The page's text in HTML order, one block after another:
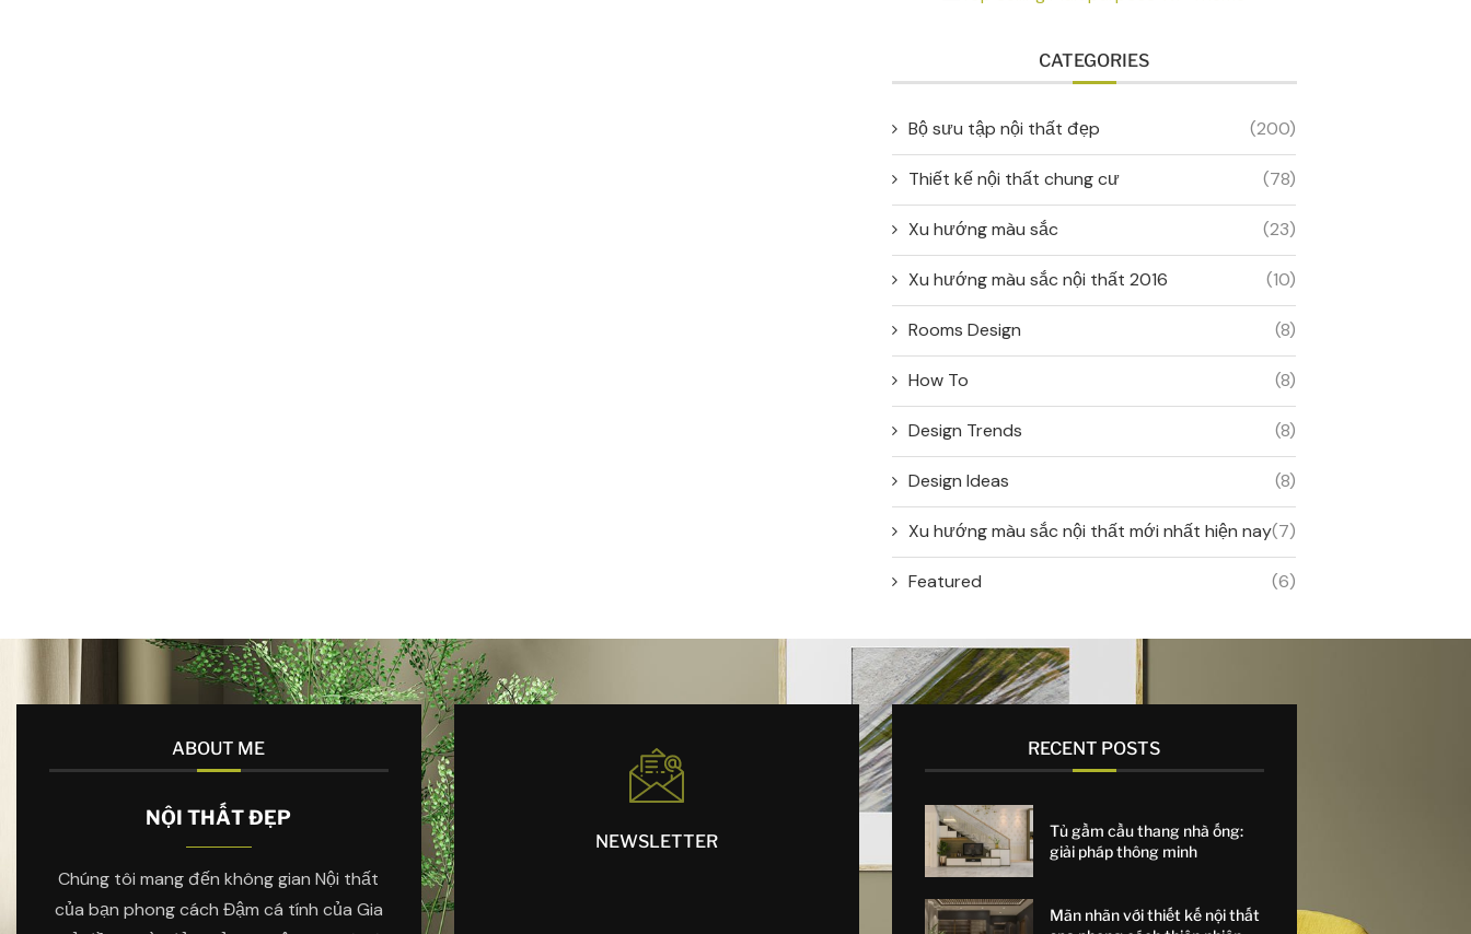
CATEGORIES
Bộ sưu tập nội thất đẹp (200)
Thiết kế nội thất chung cư (78)
Xu hướng màu sắc (23)
Xu hướng màu sắc nội thất 2016 (10)
Rooms Design (8)
How To (8)
Design Trends (8)
Design Ideas (8)
Xu hướng màu sắc nội thất mới nhất hiện nay(7)
Featured (6)
ABOUT ME
NỘI THẤT ĐẸP
Chúng tôi mang đến không gian Nội thất
của bạn phong cách Đậm cá tính của Gia
NEWSLETTER
RECENT POSTS
Tủ gầm cầu thang nhà ống:
giải pháp thông minh
Mãn nhãn với thiết kế nội thất